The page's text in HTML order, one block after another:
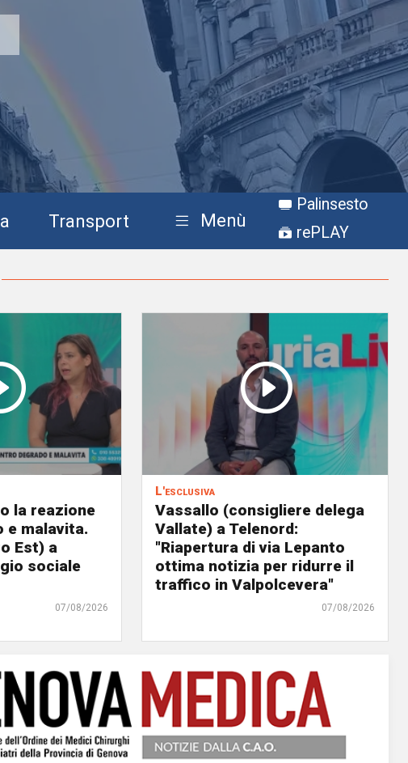
Transport Menù
Palinsesto
rePLAY
la reazione
e malavita.
Est) a
sociale
07/08/2026
L'esclusiva
Vassallo (consigliere delega
Vallate) a Telenord:
"Riapertura di via Lepanto
ottima notizia per ridurre il
traffico in Valpolcevera"
07/08/2026